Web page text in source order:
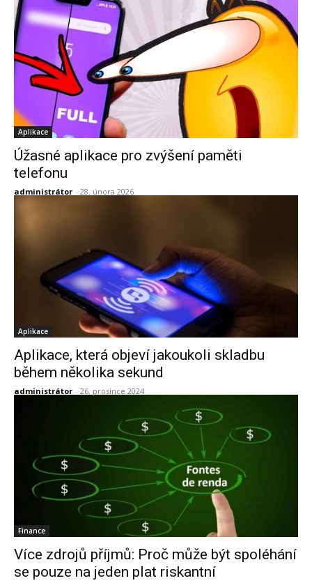
Aplikace
Úžasné aplikace pro zvýšení paměti
telefonu
administrátor - 28. února 2026
Aplikace
Aplikace, která objeví jakoukoli skladbu
během několika sekund
administrátor - 26. prosince 2024
Finance
Více zdrojů příjmů: Proč může být spoléhání
se pouze na jeden plat riskantní